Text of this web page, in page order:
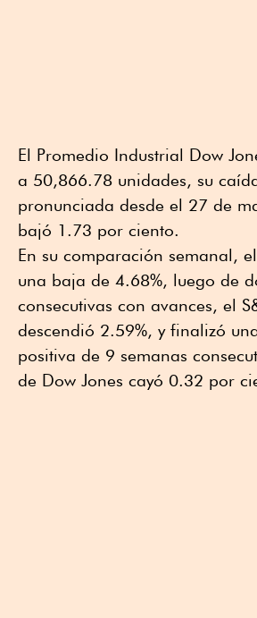
El Promedio Industrial Dow
a 50,866.78 unidades, su
pronunciada desde el 27 de
bajó 1.73 por ciento.
En su comparación semanal,
una baja de 4.68%, luego de
consecutivas con avances, el
descendió 2.59%, y finalizó
positiva de 9 semanas
de Dow Jones cayó 0.32 por